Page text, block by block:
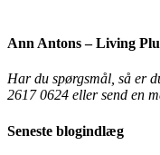
Ann Antons – Living
Har du spørgsmål, så er
2617 0624 eller send en
Seneste blogindlæg